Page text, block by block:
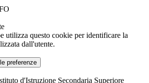
utilizza questo cookie per identificare la
dall'utente.
preferenze
d'Istruzione Secondaria Superiore